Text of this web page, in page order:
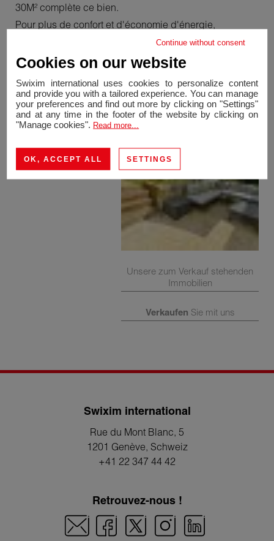
30M² complète ce bien.
Pour plus de confort et d'économie d'énergie,
l'isolation par l'extérieur ainsi que des combles ont été
effectués. Quelques rafraichissements resteront à
Unsere zum Verkauf stehenden
Immobilien
Verkaufen Sie mit uns
Swixim international
Rue du Mont Blanc, 5
1201 Genève, Schweiz
+41 22 347 44 42
Retrouvez-nous !
Continue without consent
Cookies on our website
Swixim international uses cookies to personalize content
and provide you with a tailored experience. You can manage
your preferences and find out more by clicking on "Settings"
and at any time in the footer of the website by clicking on
"Manage cookies". Read more...
OK, ACCEPT ALL SETTINGS